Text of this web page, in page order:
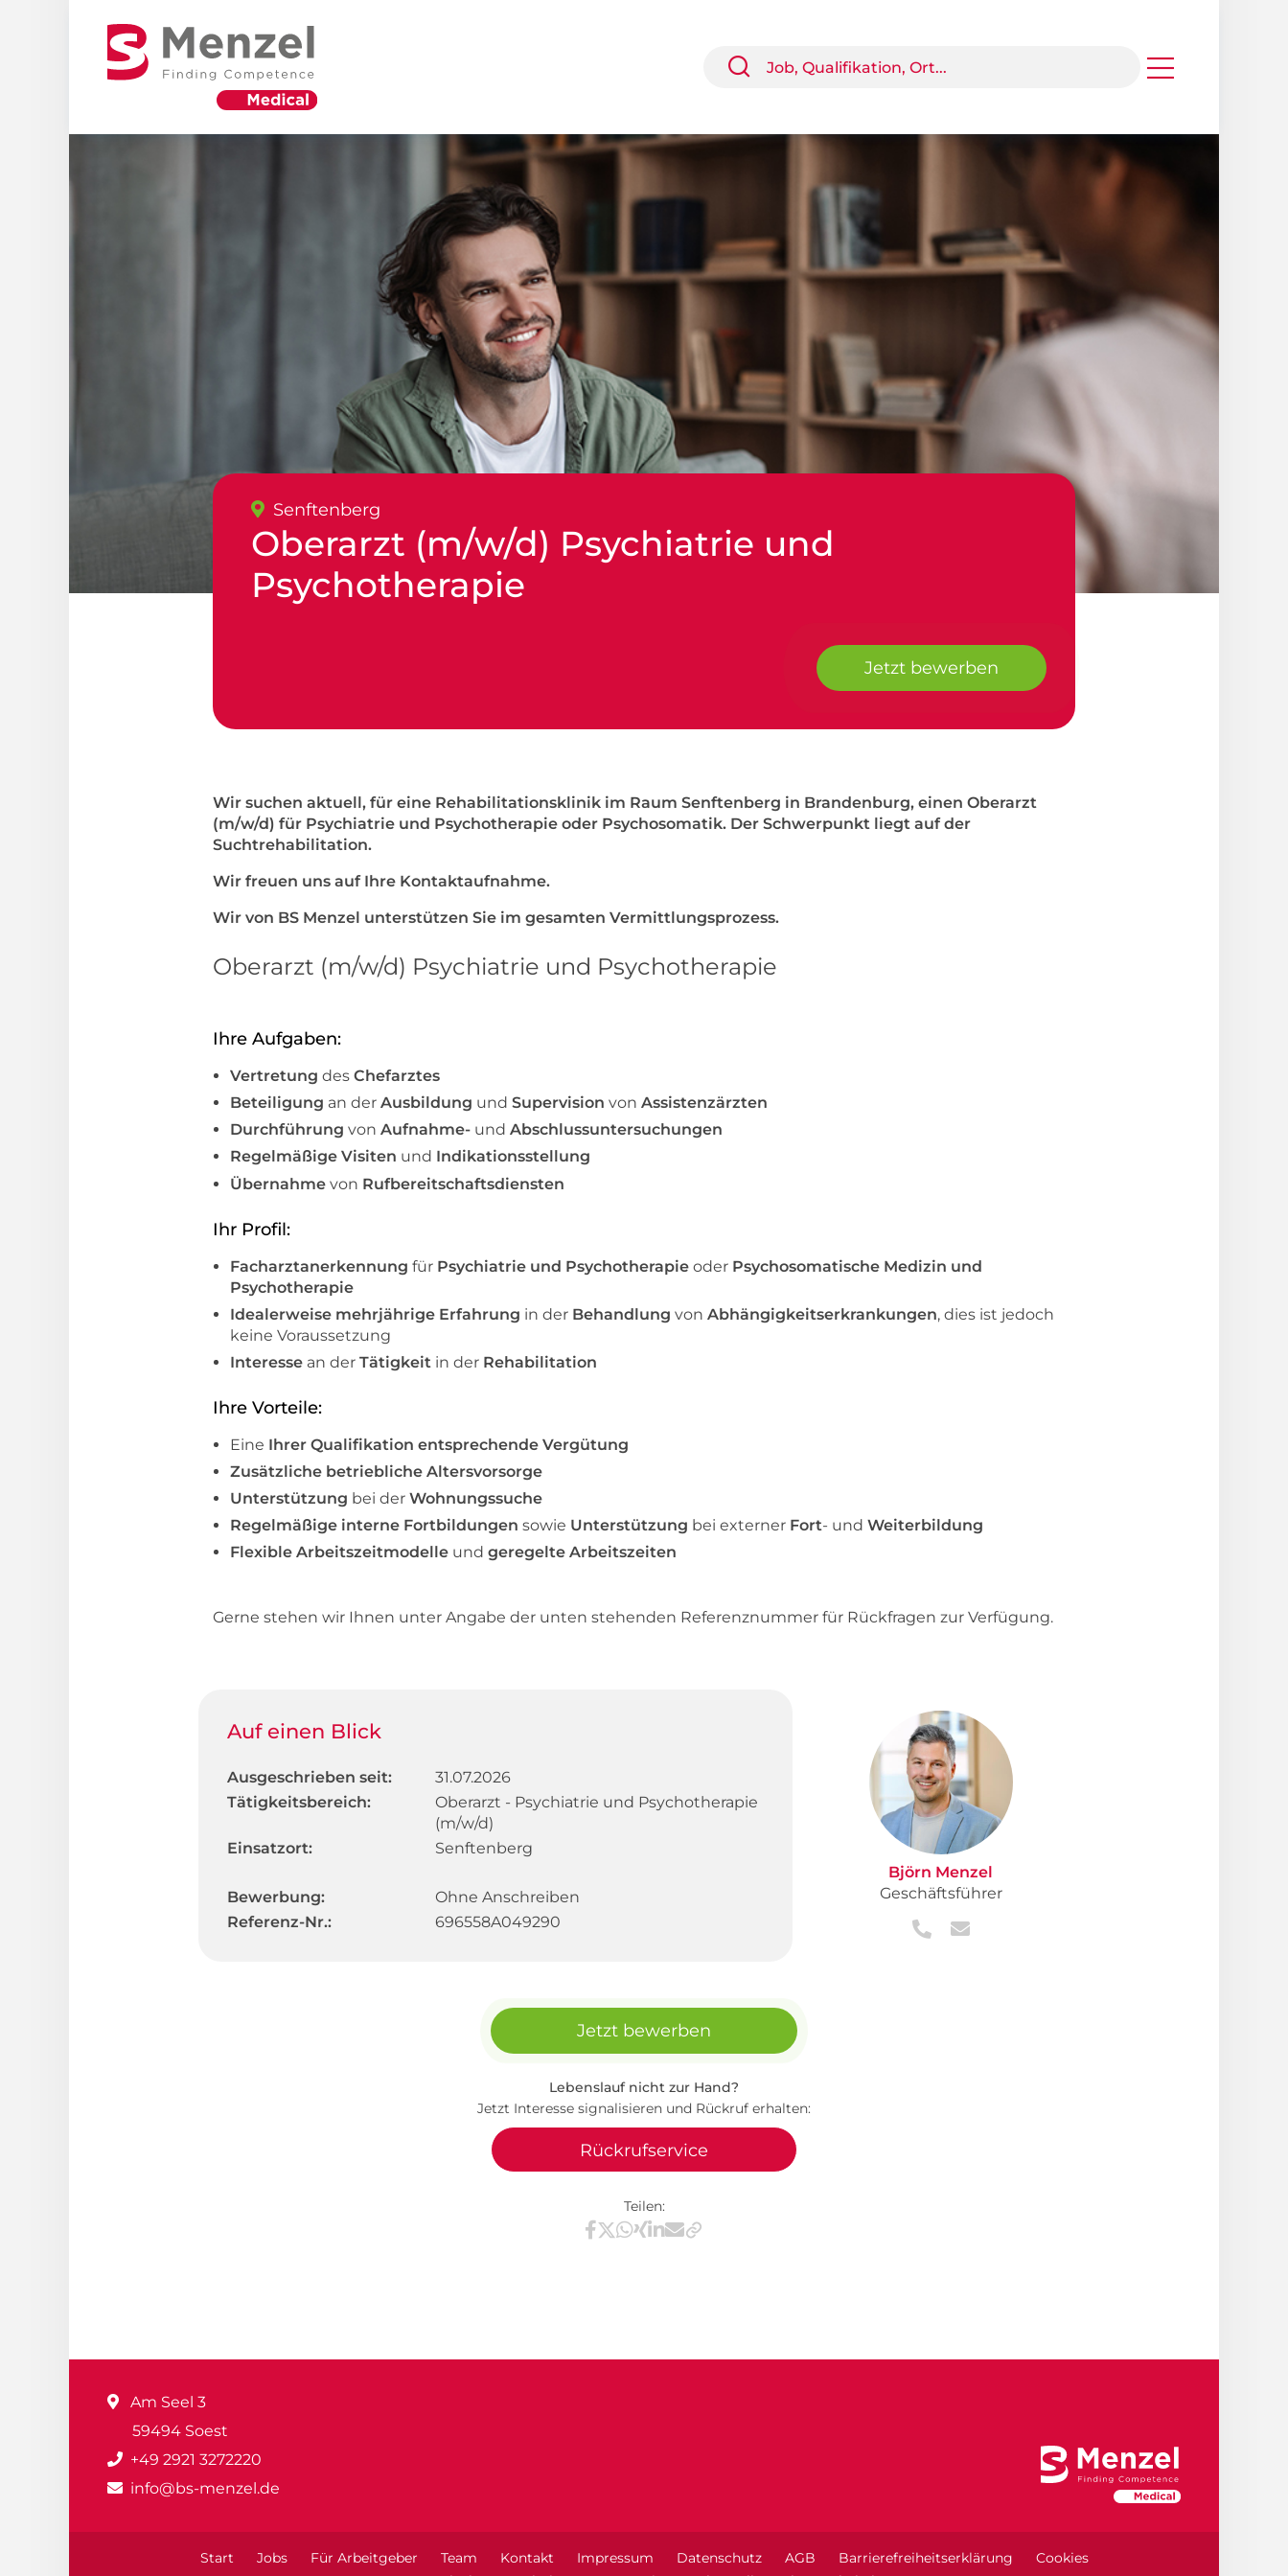
Senftenberg
Oberarzt (m/w/d) Psychiatrie und
Psychotherapie
Jetzt bewerben
Wir suchen aktuell, für eine Rehabilitationsklinik im Raum Senftenberg in Brandenburg, einen Oberarzt
(m/w/d) für Psychiatrie und Psychotherapie oder Psychosomatik. Der Schwerpunkt liegt auf der
Suchtrehabilitation.
Wir freuen uns auf Ihre Kontaktaufnahme.
Wir von BS Menzel unterstützen Sie im gesamten Vermittlungsprozess.
Oberarzt (m/w/d) Psychiatrie und Psychotherapie
Ihre Aufgaben:
Vertretung des Chefarztes
Beteiligung an der Ausbildung und Supervision von Assistenzärzten
Durchführung von Aufnahme- und Abschlussuntersuchungen
Regelmäßige Visiten und Indikationsstellung
Übernahme von Rufbereitschaftsdiensten
Ihr Profil:
Facharztanerkennung für Psychiatrie und Psychotherapie oder Psychosomatische Medizin und
Psychotherapie
Idealerweise mehrjährige Erfahrung in der Behandlung von Abhängigkeitserkrankungen, dies ist jedoch
keine Voraussetzung
Interesse an der Tätigkeit in der Rehabilitation
Ihre Vorteile:
Eine Ihrer Qualifikation entsprechende Vergütung
Zusätzliche betriebliche Altersvorsorge
Unterstützung bei der Wohnungssuche
Regelmäßige interne Fortbildungen sowie Unterstützung bei externer Fort- und Weiterbildung
Flexible Arbeitszeitmodelle und geregelte Arbeitszeiten
Gerne stehen wir Ihnen unter Angabe der unten stehenden Referenznummer für Rückfragen zur Verfügung.
Auf einen Blick
Ausgeschrieben seit:
31.07.2026
Tätigkeitsbereich:
Oberarzt - Psychiatrie und Psychotherapie
(m/w/d)
Einsatzort:
Senftenberg
Bewerbung:
Ohne Anschreiben
Referenz-Nr.:
696558A049290
Björn Menzel
Geschäftsführer
Jetzt bewerben
Lebenslauf nicht zur Hand?
Jetzt Interesse signalisieren und Rückruf erhalten:
Rückrufservice
Teilen:
Teilen via Facebook
Teilen via X / Twitter
Teilen via WhatsApp
Teilen via Xing
Teilen via LinkedIn
Teilen via E-Mail
Am Seel 3
59494 Soest
+49 2921 3272220
info@bs-menzel.de
Start Jobs Für Arbeitgeber Team Kontakt Impressum Datenschutz AGB Barrierefreiheitserklärung
Cookies